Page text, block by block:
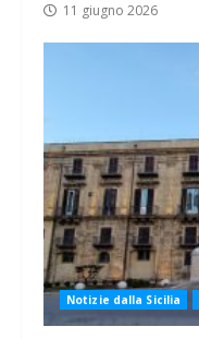
11 giugno 2026
Notizie dalla Sicilia